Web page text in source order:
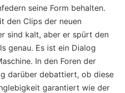
seine Form behalten.
den Clips der neuen
sind kalt, aber er spürt den
genau. Es ist ein Dialog
In den Foren der
darüber debattiert, ob diese
garantiert wie der